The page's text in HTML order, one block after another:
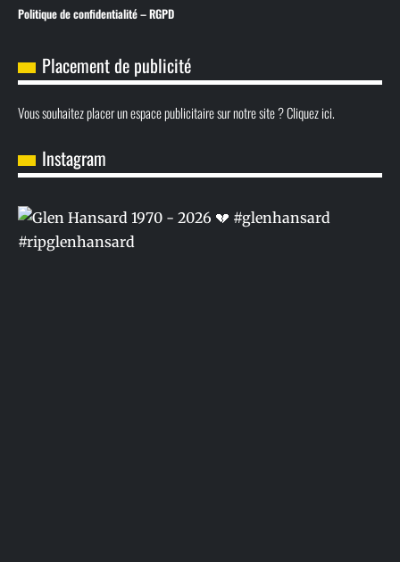
Politique de confidentialité – RGPD
Placement de publicité
Vous souhaitez placer un espace publicitaire sur notre site ? Cliquez ici.
Instagram